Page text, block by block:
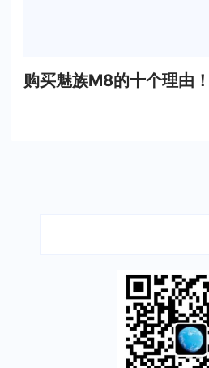
购买魅族M8的十个理由！